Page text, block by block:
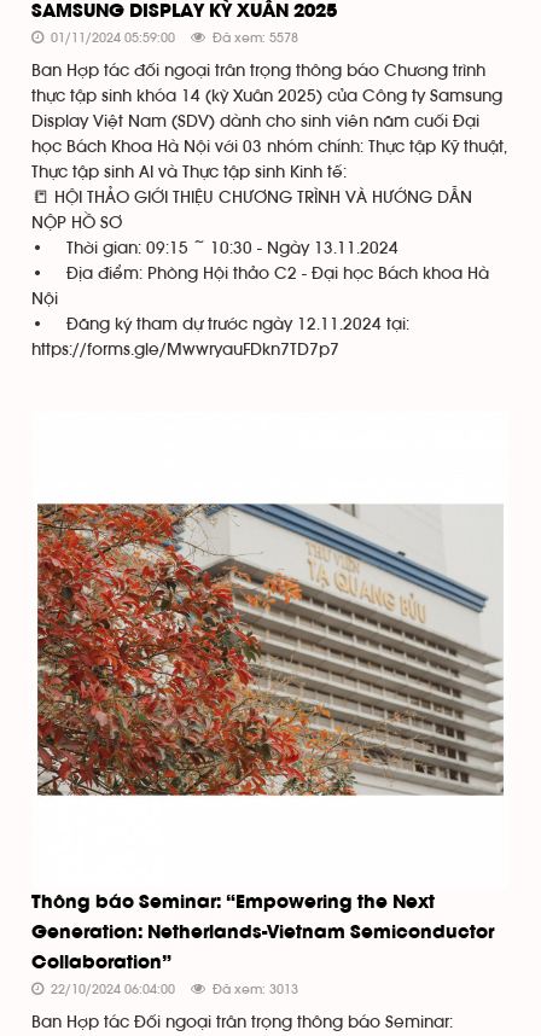
SAMSUNG DISPLAY KỲ XUÂN 2025
01/11/2024 05:59:00 Đã xem: 5578
Ban Hợp tác đối ngoại trân trọng thông báo Chương trình
thực tập sinh khóa 14 (kỳ Xuân 2025) của Công ty Samsung
Display Việt Nam (SDV) dành cho sinh viên năm cuối Đại
học Bách Khoa Hà Nội với 03 nhóm chính: Thực tập Kỹ thuật,
Thực tập sinh AI và Thực tập sinh Kinh tế:
📒 HỘI THẢO GIỚI THIỆU CHƯƠNG TRÌNH VÀ HƯỚNG DẪN
NỘP HỒ SƠ
• Thời gian: 09:15 ~ 10:30 - Ngày 13.11.2024
• Địa điểm: Phòng Hội thảo C2 - Đại học Bách khoa Hà
Nội
• Đăng ký tham dự trước ngày 12.11.2024 tại:
https://forms.gle/MwwryauFDkn7TD7p7
Thông báo Seminar: “Empowering the Next
Generation: Netherlands-Vietnam Semiconductor
Collaboration”
22/10/2024 06:04:00 Đã xem: 3013
Ban Hợp tác Đối ngoại trân trọng thông báo Seminar: